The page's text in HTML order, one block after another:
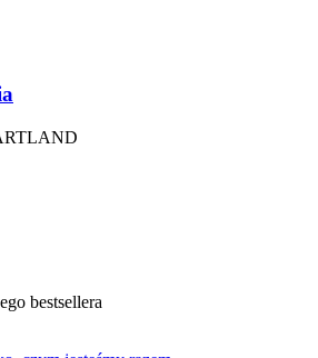
bestsellera